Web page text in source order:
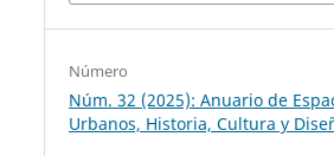
Número
Núm. 32 (2025): Anuario de
Urbanos, Historia, Cultura y